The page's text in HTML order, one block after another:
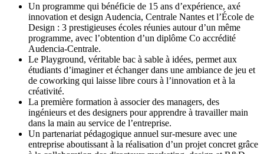
Un programme qui bénéficie de 15 ans d’expérience, axé
innovation et design Audencia, Centrale Nantes et l’École de
Design : 3 prestigieuses écoles réunies autour d’un même
programme, avec l’obtention d’un diplôme Co accrédité
Audencia-Centrale.
Le Playground, véritable bac à sable à idées, permet aux
étudiants d’imaginer et échanger dans une ambiance de jeu et
de coworking qui laisse libre cours à l’innovation et à la
créativité.
La première formation à associer des managers, des
ingénieurs et des designers pour apprendre à travailler main
dans la main au service de l’entreprise.
Un partenariat pédagogique annuel sur-mesure avec une
entreprise aboutissant à la réalisation d’un projet concret grâce